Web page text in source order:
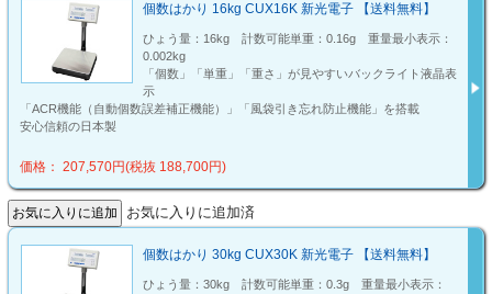
個数はかり 16kg CUX16K 新光電子 【送料無料】
ひょう量：16kg 計数可能単重：0.16g 重量最小表示：
0.002kg
「個数」「単重」「重さ」が見やすいバックライト液晶表
示
「ACR機能（自動個数誤差補正機能）」「風袋引き忘れ防止機能」を搭載
安心信頼の日本製
価格： 207,570円(税抜 188,700円)
お気に入りに追加済
個数はかり 30kg CUX30K 新光電子 【送料無料】
ひょう量：30kg 計数可能単重：0.3g 重量最小表示：